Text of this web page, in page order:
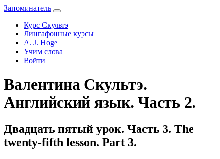
Запоминатель
Курс Скультэ
Лингафонные курсы
A. J. Hoge
Учим слова
Войти
Валентина Скультэ.
Английский язык. Часть 2.
Двадцать пятый урок. Часть 3. The
twenty-fifth lesson. Part 3.